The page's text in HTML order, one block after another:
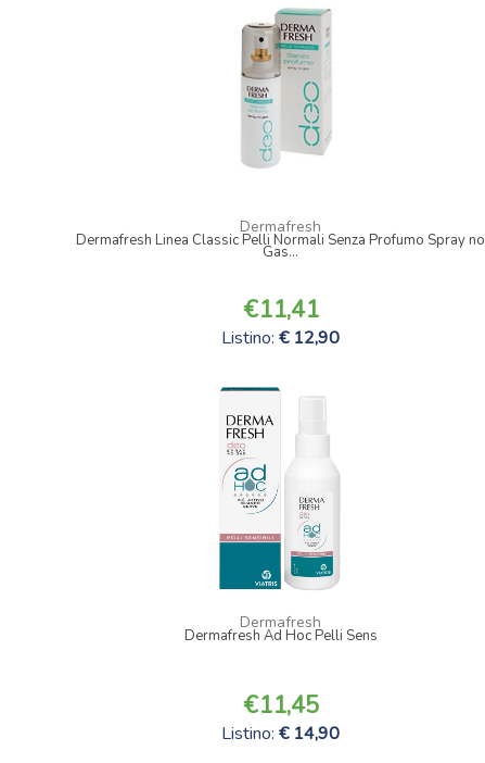
Dermafresh
Dermafresh Linea Classic Pelli Normali Senza Profumo Spray no
Gas...
11,41
Listino:12,90
Dermafresh
Dermafresh Ad Hoc Pelli Sens
11,45
Listino:14,90